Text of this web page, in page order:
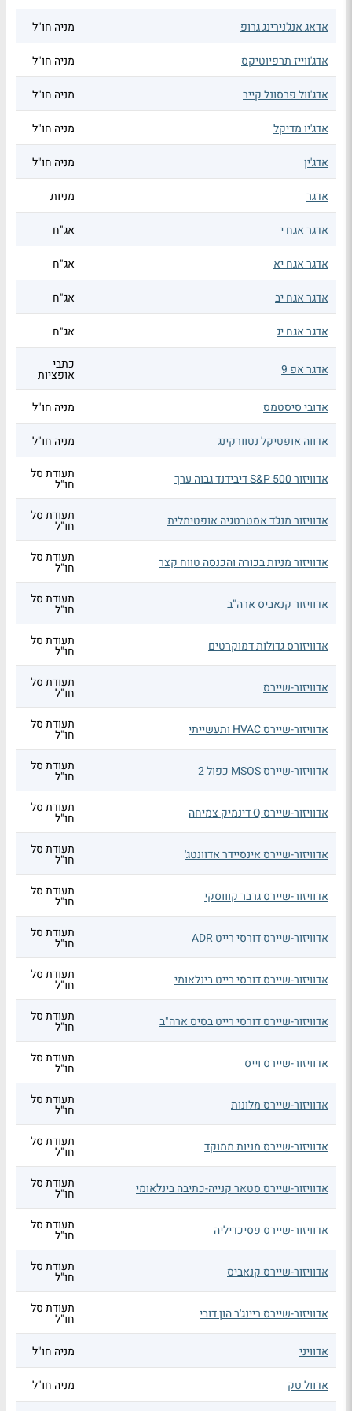
אדאג אנג'נירינג גרופ מניה חו"ל
אדג'ווייז תרפיוטיקס מניה חו"ל
אדג'וול פרסונל קייר מניה חו"ל
אדג'יו מדיקל מניה חו"ל
אדג'ין מניה חו"ל
אדגר מניות
אדגר אגח י אג"ח
אדגר אגח יא אג"ח
אדגר אגח יב אג"ח
אדגר אגח יג אג"ח
אדגר אפ 9 כתבי
אופציות
אדובי סיסטמס
מניה חו"ל
אדווה אופטיקל נטוורקינג מניה חו"ל
אדוויזור S&P 500 דיבידנד גבוה ערך תעודת סל
חו"ל
אדוויזור מנג'ד אסטרטגיה אופטימלית תעודת סל
חו"ל
אדוויזור מניות בכורה והכנסה טווח קצר תעודת סל
חו"ל
אדוויזור קנאביס ארה"ב תעודת סל
חו"ל
אדוויזורס גדולות דמוקרטים תעודת סל
חו"ל
אדוויזור-שיירס תעודת סל
חו"ל
אדוויזור-שיירס HVAC ותעשייתי תעודת סל
חו"ל
אדוויזור-שיירס MSOS כפול 2 תעודת סל
חו"ל
אדוויזור-שיירס Q דינמיק צמיחה תעודת סל
חו"ל
אדוויזור-שיירס אינסיידר אדוונטג' תעודת סל
חו"ל
אדוויזור-שיירס גרבר קוווסקי תעודת סל
חו"ל
אדוויזור-שיירס דורסי רייט ADR תעודת סל
חו"ל
אדוויזור-שיירס דורסי רייט בינלאומי תעודת סל
חו"ל
אדוויזור-שיירס דורסי רייט בסיס ארה"ב תעודת סל
חו"ל
אדוויזור-שיירס וייס תעודת סל
חו"ל
אדוויזור-שיירס מלונות תעודת סל
חו"ל
אדוויזור-שיירס מניות ממוקד תעודת סל
חו"ל
אדוויזור-שיירס סטאר קנייה-כתיבה בינלאומי תעודת סל
חו"ל
אדוויזור-שיירס פסיכדיליה תעודת סל
חו"ל
אדוויזור-שיירס קנאביס תעודת סל
חו"ל
אדוויזור-שיירס ריינג'ר הון דובי תעודת סל
חו"ל
אדוויני
מניה חו"ל
אדוול טק
מניה חו"ל